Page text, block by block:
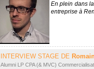
En plein dans
entreprise à
INTERVIEW STAGE DE
Alumni LP CPA (& MVC)